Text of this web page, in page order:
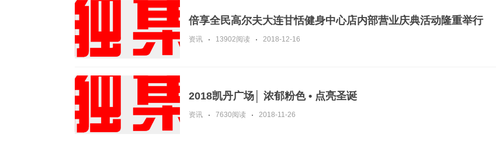
倍享全民高尔夫大连甘恬健身中心店内部营业庆典活动隆重举行
资讯 13902阅读 2018-12-16
2018凯丹广场│ 浓郁粉色 • 点亮圣诞
资讯 7630阅读 2018-11-26